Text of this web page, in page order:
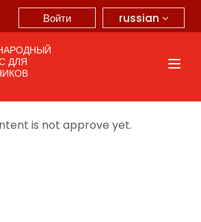
russian
Войти
ДЛЯ
is not approve yet.